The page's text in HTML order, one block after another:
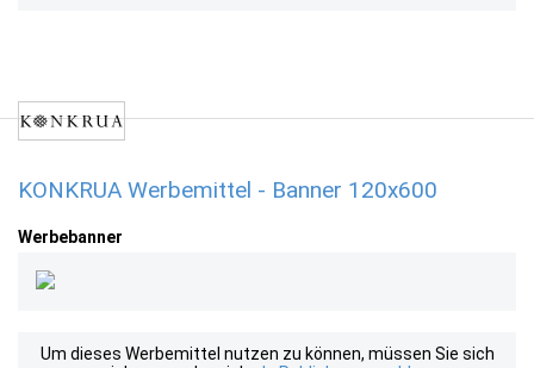
KONKRUA Werbemittel - Banner 120x600
Werbebanner
Um dieses Werbemittel nutzen zu können, müssen Sie sich